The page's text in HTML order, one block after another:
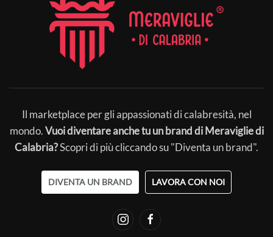
Il marketplace per gli appassionati di calabresità, nel
mondo.Vuoi diventare anche tu un brand di Meraviglie di
Calabria?Scopri di più cliccando su "Diventa un brand".
DIVENTA UN BRAND LAVORA CON NOI